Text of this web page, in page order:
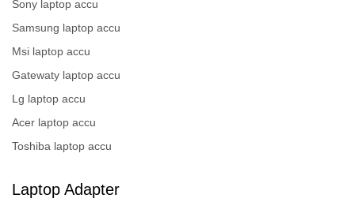
Sony laptop accu
Samsung laptop accu
Msi laptop accu
Gatewaty laptop accu
Lg laptop accu
Acer laptop accu
Toshiba laptop accu
Laptop Adapter